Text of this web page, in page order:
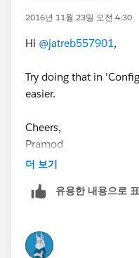
2016년 11월 23일 오전 4:30
Hi @jatreb557901,
Try doing that in
easier.
Cheers,
Pramod
더 보기
유용한 내용으로